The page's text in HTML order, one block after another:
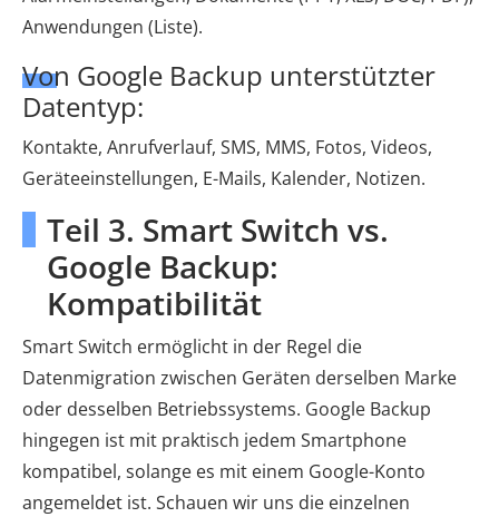
Anwendungen (Liste).
Von Google Backup unterstützter
Datentyp:
Kontakte, Anrufverlauf, SMS, MMS, Fotos, Videos,
Geräteeinstellungen, E-Mails, Kalender, Notizen.
Teil 3. Smart Switch vs.
Google Backup:
Kompatibilität
Smart Switch ermöglicht in der Regel die
Datenmigration zwischen Geräten derselben Marke
oder desselben Betriebssystems. Google Backup
hingegen ist mit praktisch jedem Smartphone
kompatibel, solange es mit einem Google-Konto
angemeldet ist. Schauen wir uns die einzelnen